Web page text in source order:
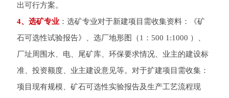
出可行方案。
4、选矿专业：选矿专业对于新建项目需收集资料：《矿
石可选性试验报告》、选厂地形图（1：500 1:1000 ）、
厂址周围水、电、尾矿库、环保要求情况、业主的建设标
准、投资额度、业主建设意见等。对于扩建项目需收集：
项目现有规模、矿石可选性实验报告及生产工艺流程现